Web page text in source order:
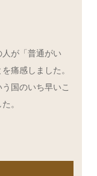
が「普通がい
痛感しました。
国のいち早いこ
。